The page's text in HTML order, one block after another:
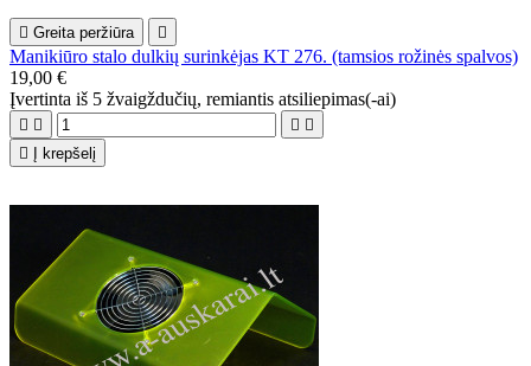
 Greita peržiūra 
Manikiūro stalo dulkių surinkėjas KT 276. (tamsios rožinės spalvos)
19,00 €
Įvertinta iš 5 žvaigždučių, remiantis atsiliepimas(-ai)
   

Į krepšelį